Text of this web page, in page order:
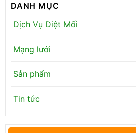
DANH MỤC
Dịch Vụ Diệt Mối
Mạng lưới
Sản phẩm
Tin tức